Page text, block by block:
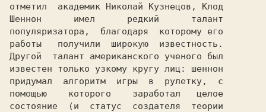
отметил  академик Николай Кузнецов, Клод
Шеннон      имел      редкий      талант
популяризатора,  благодаря  которому его
работы   получили  широкую  известность.
Другой  талант американского ученого был
известен только узкому кругу лиц: шеннон
придумал  алгоритм  игры  в  рулетку,  с
помощью    которого    заработал   целое
состояние  (и  статус  создателя  теории